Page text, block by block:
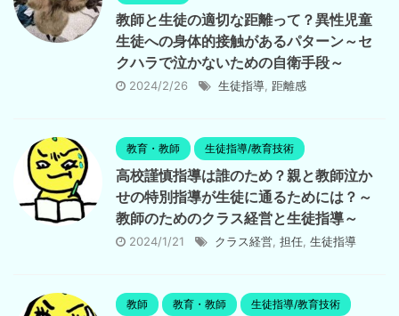
教師と生徒の適切な距離って？異性児童
生徒への身体的接触があるパターン～セ
クハラで泣かないための自衛手段～
2024/2/26 生徒指導 距離感
教育・教師 生徒指導/教育技術
高校謹慎指導は誰のため？親と教師泣か
せの特別指導が生徒に通るためには？～
教師のためのクラス経営と生徒指導～
2024/1/21 クラス経営 担任 生徒指導
教師 教育・教師 生徒指導/教育技術